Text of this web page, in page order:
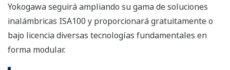
Yokogawa seguirá ampliando su gama de soluciones
inalámbricas ISA100 y proporcionará gratuitamente o
bajo licencia diversas tecnologías fundamentales en
forma modular.